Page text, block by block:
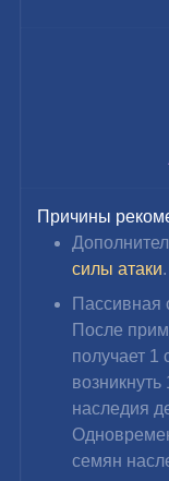
Причины
силы атаки.
Пассивная
После
получает
наследия
семян